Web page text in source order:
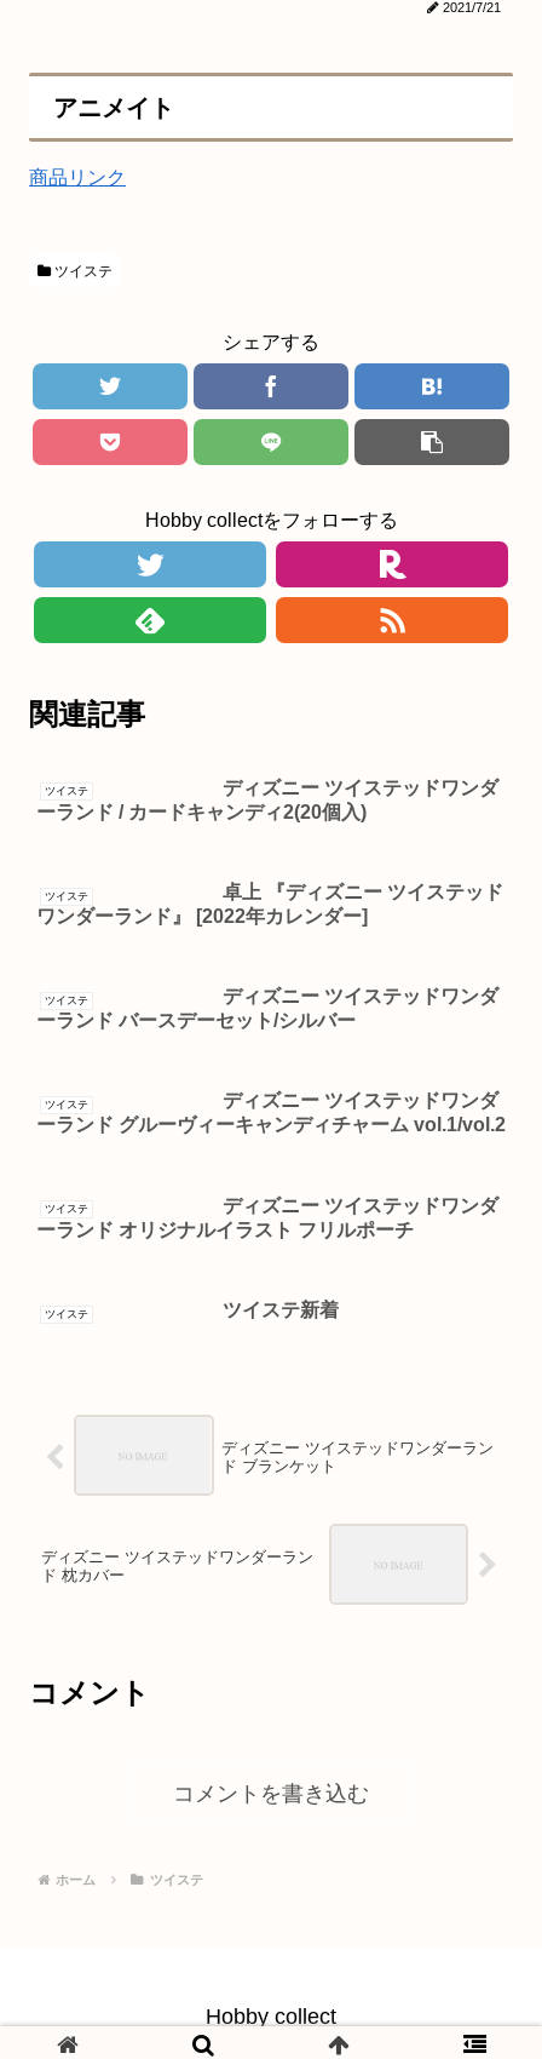
2021/7/21
アニメイト
商品リンク
ツイステ
シェアする
Hobby collectをフォローする
関連記事
ツイステ
ディズニー ツイステッドワンダ
ーランド / カードキャンディ2(20個入)
ツイステ
卓上 『ディズニー ツイステッド
ワンダーランド』 [2022年カレンダー]
ツイステ
ディズニー ツイステッドワンダ
ーランド バースデーセット/シルバー
ツイステ
ディズニー ツイステッドワンダ
ーランド グルーヴィーキャンディチャーム vol.1/vol.2
ツイステ
ディズニー ツイステッドワンダ
ーランド オリジナルイラスト フリルポーチ
ツイステ ツイステ新着
ディズニー ツイステッドワンダーラン
ド ブランケット
ディズニー ツイステッドワンダーラン
ド 枕カバー
コメント
コメントを書き込む
ホーム ツイステ
Hobby collect
© 2021 Hobby collect.